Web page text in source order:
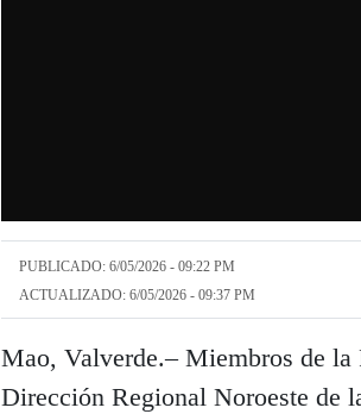
PUBLICADO: 6/05/2026 - 09:22 PM
ACTUALIZADO: 6/05/2026 - 09:37 PM
Mao, Valverde.– Miembros de
Dirección Regional Noroeste de